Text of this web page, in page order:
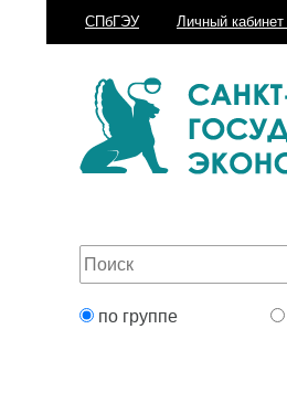
СПбГЭУ Личный кабинет
по группе